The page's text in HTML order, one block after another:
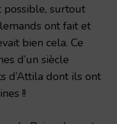
possible, surtout
ont fait et
bien cela. Ce
d’un siècle
d’Attila dont ils ont
!!